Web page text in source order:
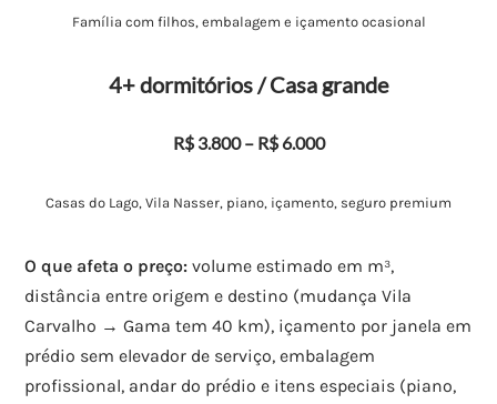
Família com filhos, embalagem e içamento ocasional
4+ dormitórios / Casa grande
R$ 3.800 – R$ 6.000
Casas do Lago, Vila Nasser, piano, içamento, seguro premium
O que afeta o preço: volume estimado em m³,
distância entre origem e destino (mudança Vila
Carvalho → Gama tem 40 km), içamento por janela em
prédio sem elevador de serviço, embalagem
profissional, andar do prédio e itens especiais (piano,